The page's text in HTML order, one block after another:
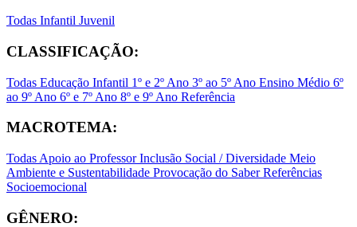
Todas Infantil Juvenil
CLASSIFICAÇÃO:
Todas Educação Infantil 1º e 2º Ano 3º ao 5º Ano Ensino Médio 6º
ao 9º Ano 6º e 7º Ano 8º e 9º Ano Referência
MACROTEMA:
Todas Apoio ao ProfessorInclusão Social / Diversidade Meio
Ambiente e Sustentabilidade Provocação do SaberReferências
Socioemocional
GÊNERO: